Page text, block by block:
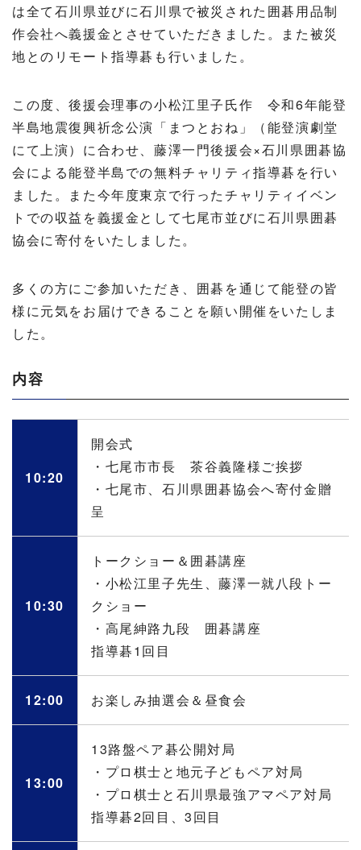
は全て石川県並びに石川県で被災された囲碁用品制
作会社へ義援金とさせていただきました。また被災
地とのリモート指導碁も行いました。
この度、後援会理事の小松江里子氏作 令和6年能登
半島地震復興祈念公演「まつとおね」（能登演劇堂
にて上演）に合わせ、藤澤一門後援会×石川県囲碁協
会による能登半島での無料チャリティ指導碁を行い
ました。また今年度東京で行ったチャリティイベン
トでの収益を義援金として七尾市並びに石川県囲碁
協会に寄付をいたしました。
多くの方にご参加いただき、囲碁を通じて能登の皆
様に元気をお届けできることを願い開催をいたしま
した。
内容
10:20
開会式
・七尾市市長 茶谷義隆様ご挨拶
・七尾市、石川県囲碁協会へ寄付金贈
呈
10:30
トークショー＆囲碁講座
・小松江里子先生、藤澤一就八段トー
クショー
・高尾紳路九段 囲碁講座
指導碁1回目
12:00 お楽しみ抽選会＆昼食会
13:00
13路盤ペア碁公開対局
・プロ棋士と地元子どもペア対局
・プロ棋士と石川県最強アマペア対局
指導碁2回目、3回目